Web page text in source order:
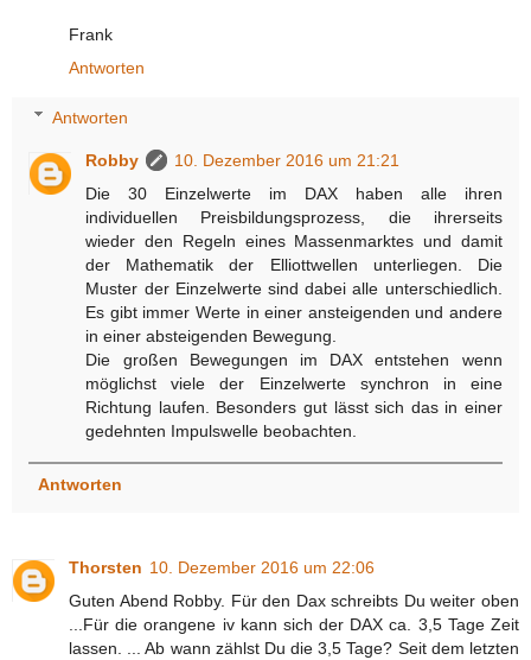
Frank
Antworten
Antworten
Robby
10. Dezember 2016 um 21:21
Die 30 Einzelwerte im DAX haben alle ihren
individuellen Preisbildungsprozess, die ihrerseits
wieder den Regeln eines Massenmarktes und damit
der Mathematik der Elliottwellen unterliegen. Die
Muster der Einzelwerte sind dabei alle unterschiedlich.
Es gibt immer Werte in einer ansteigenden und andere
in einer absteigenden Bewegung.
Die großen Bewegungen im DAX entstehen wenn
möglichst viele der Einzelwerte synchron in eine
Richtung laufen. Besonders gut lässt sich das in einer
gedehnten Impulswelle beobachten.
Antworten
Thorsten 10. Dezember 2016 um 22:06
Guten Abend Robby. Für den Dax schreibts Du weiter oben
...Für die orangene iv kann sich der DAX ca. 3,5 Tage Zeit
lassen. ... Ab wann zählst Du die 3,5 Tage? Seit dem letzten